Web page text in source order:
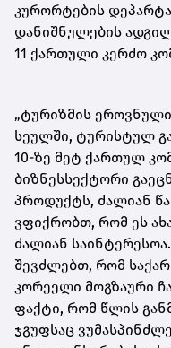
კურორტების
დანიშნულების
11 ქართული კერძო
„ტურიზმის
სეულში, ტურისტულ
10-ზე მეტ ქართულ
ბიზნესსექტორი
პროდუქტს, ძალიან
ვფიქრობთ, რომ ეს
ძალიან
შევძლებთ, რომ
კორეელი მოგზაური
ფაქტი, რომ წლის
ჯგუფსაც